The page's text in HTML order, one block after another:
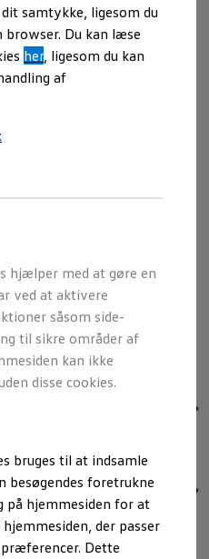
rådighed tur/retur til
komforten og
inkluderet udenfor
festivalens tre dage og
Area.
Festival. Sidst men
på højkant, der
madboder og
øjeblikke.
*
*
samtykke, ligesom du
browser. Du kan læse
her, ligesom du kan
af
hjælper med at gøre en
ved at aktivere
såsom side-
til sikre områder af
kan ikke
disse cookies.
bruges til at indsamle
besøgendes foretrukne
på hjemmesiden for at
der passer
Dette